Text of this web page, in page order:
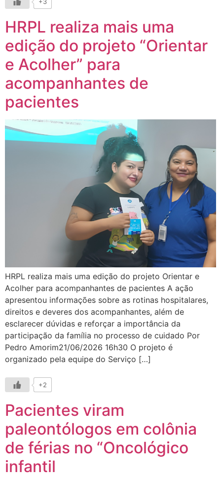
HRPL realiza mais uma
edição do projeto “Orientar
e Acolher” para
acompanhantes de
pacientes
HRPL realiza mais uma edição do projeto Orientar e
Acolher para acompanhantes de pacientes A ação
apresentou informações sobre as rotinas hospitalares,
direitos e deveres dos acompanhantes, além de
esclarecer dúvidas e reforçar a importância da
participação da família no processo de cuidado Por
Pedro Amorim21/06/2026 16h30 O projeto é
organizado pela equipe do Serviço […]
+2
Pacientes viram
paleontólogos em colônia
de férias no “Oncológico
infantil